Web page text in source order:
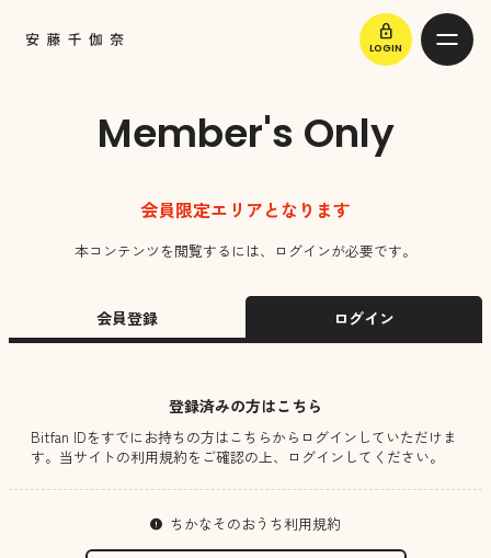
lock
LOGIN
Member's Only
会員限定エリアとなります
本コンテンツを閲覧するには、ログインが必要です。
会員登録 ログイン
登録済みの方はこちら
Bitfan IDをすでにお持ちの方はこちらからログインしていただけま
す。 当サイトの利用規約をご確認の上、ログインしてください。
ちかなそのおうち利用規約